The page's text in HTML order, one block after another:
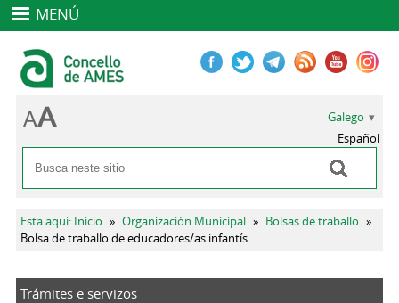
MENÚ
Formulario de busca
Buscar
Galego
Español
Vostede está aquí
Esta aqui: Inicio » Organización Municipal » Bolsas de traballo »
Bolsa de traballo de educadores/as infantís
Trámites e servizos